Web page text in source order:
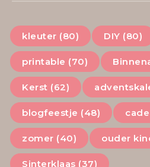
kleuter (80) DIY (80)
printable (70)
Kerst (62)
blogfeestje (48)
zomer (40) ouder
Sinterklaas (37)